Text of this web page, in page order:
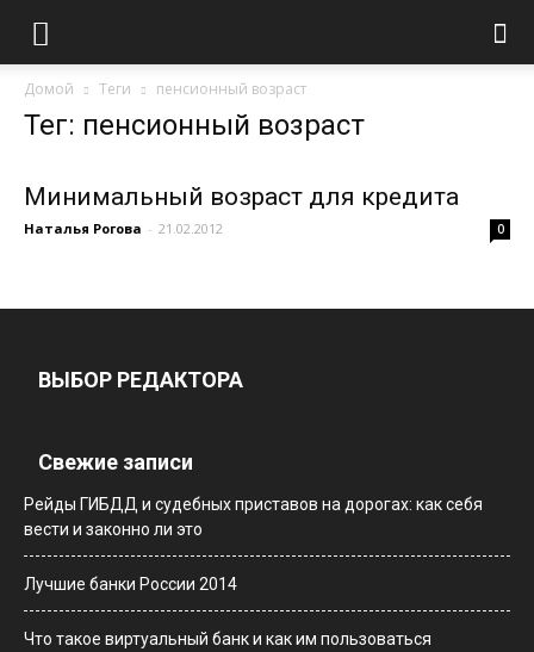
Домой Теги пенсионный возраст
Тег: пенсионный возраст
Минимальный возраст для кредита
Наталья Рогова - 21.02.2012 0
ВЫБОР РЕДАКТОРА
Свежие записи
Рейды ГИБДД и судебных приставов на дорогах: как себя
вести и законно ли это
Лучшие банки России 2014
Что такое виртуальный банк и как им пользоваться